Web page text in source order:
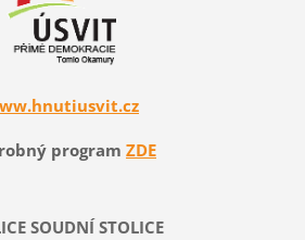
program ZDE
SOUDNÍ STOLICE